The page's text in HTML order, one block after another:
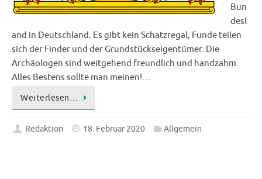
Bun
desl
and in Deutschland. Es gibt kein Schatzregal, Funde teilen
sich der Finder und der Grundstückseigentümer. Die
Archäologen sind weitgehend freundlich und handzahm.
Alles Bestens sollte man meinen!…
Weiterlesen…
Redaktion 18. Februar 2020 Allgemein